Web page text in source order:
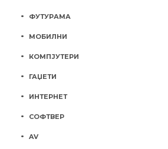
ФУТУРАМА
МОБИЛНИ
КОМПЈУТЕРИ
ГАЏЕТИ
ИНТЕРНЕТ
СОФТВЕР
AV